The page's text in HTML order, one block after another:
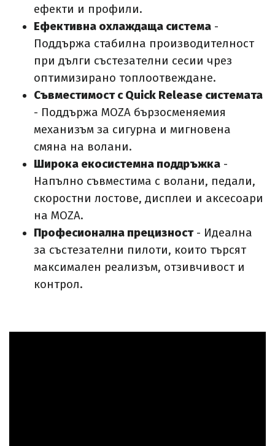
ефекти и профили.
Ефективна охлаждаща система -
Поддържа стабилна производителност
при дълги състезателни сесии чрез
оптимизирано топлоотвеждане.
Съвместимост с Quick Release системата
- Поддържа MOZA бързосменяемия
механизъм за сигурна и мигновена
смяна на волани.
Широка екосистемна поддръжка -
Напълно съвместима с волани, педали,
скоростни лостове, дисплеи и аксесоари
на MOZA.
Професионална прецизност- Идеална
за състезателни пилоти, които търсят
максимален реализъм, отзивчивост и
контрол.